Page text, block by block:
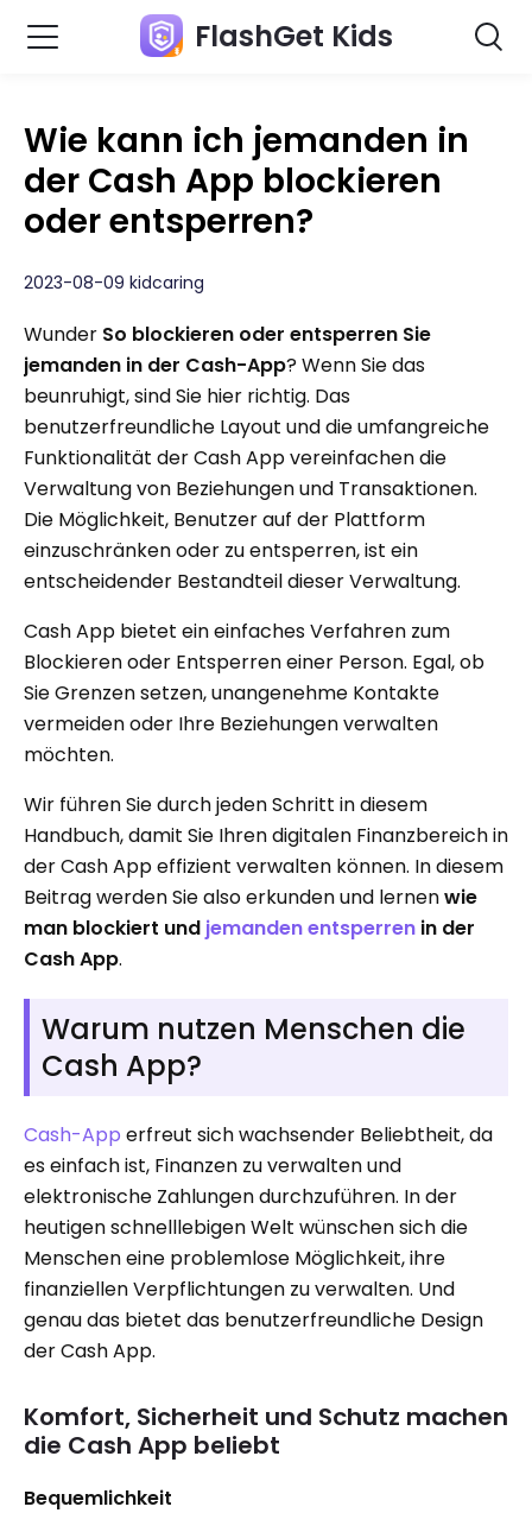
FlashGet Kids
Wie kann ich jemanden in
der Cash App blockieren
oder entsperren?
2023-08-09 kidcaring
Wunder So blockieren oder entsperren Sie
jemanden in der Cash-App? Wenn Sie das
beunruhigt, sind Sie hier richtig. Das
benutzerfreundliche Layout und die umfangreiche
Funktionalität der Cash App vereinfachen die
Verwaltung von Beziehungen und Transaktionen.
Die Möglichkeit, Benutzer auf der Plattform
einzuschränken oder zu entsperren, ist ein
entscheidender Bestandteil dieser Verwaltung.
Cash App bietet ein einfaches Verfahren zum
Blockieren oder Entsperren einer Person. Egal, ob
Sie Grenzen setzen, unangenehme Kontakte
vermeiden oder Ihre Beziehungen verwalten
möchten.
Wir führen Sie durch jeden Schritt in diesem
Handbuch, damit Sie Ihren digitalen Finanzbereich in
der Cash App effizient verwalten können. In diesem
Beitrag werden Sie also erkunden und lernenwie
man blockiert und jemanden entsperren in der
Cash App.
Warum nutzen Menschen die
Cash App?
Cash-App erfreut sich wachsender Beliebtheit, da
es einfach ist, Finanzen zu verwalten und
elektronische Zahlungen durchzuführen. In der
heutigen schnelllebigen Welt wünschen sich die
Menschen eine problemlose Möglichkeit, ihre
finanziellen Verpflichtungen zu verwalten. Und
genau das bietet das benutzerfreundliche Design
der Cash App.
Komfort, Sicherheit und Schutz machen
die Cash App beliebt
Bequemlichkeit